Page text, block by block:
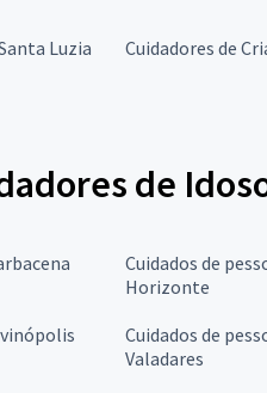
Luzia Cuidadores de
de
Cuidados de
Horizonte
Cuidados de
Valadares